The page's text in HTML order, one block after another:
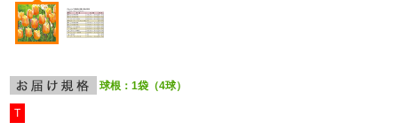
球根：1袋（4球）
T